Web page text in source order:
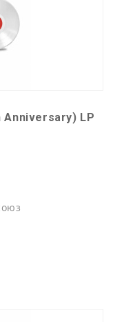
Anniversary) LP